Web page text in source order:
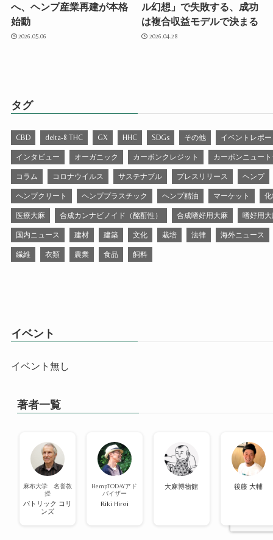
へ、ヘンプ産業再建が本格
始動
2026.05.06
ル幻想」で失敗する、成功
は複合収益モデルで決まる
2026.04.28
タグ
CBD delta-8 THC GX HHC SDGs その他 イベントレポ
インタビュー オーガニック カーボンクレジット カーボンニュー
コラム コロナウイルス サステナブル プレスリリース ヘンプ
ヘンプクリート ヘンププラスチック ヘンプ精油 マーケット
医療大麻 合成カンナビノイド（酩酊性） 合成嗜好用大麻 嗜好用
国内ニュース 建材 建築 文化 栽培 法律 海外ニュース
繊維 衣類 農業 食品 飼料
イベント
イベント無し
著者一覧
麻布大学 名誉教
授
パトリック コリ
ンズ
HempTODAYアド
バイザー
Riki Hiroi
大麻博物館 後藤 大輔